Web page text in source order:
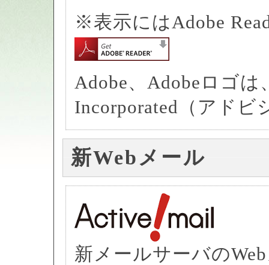
※表示にはAdobe
Adobe、Adobeロゴは
Incorporated（アドビ
新Webメール
新メールサーバの